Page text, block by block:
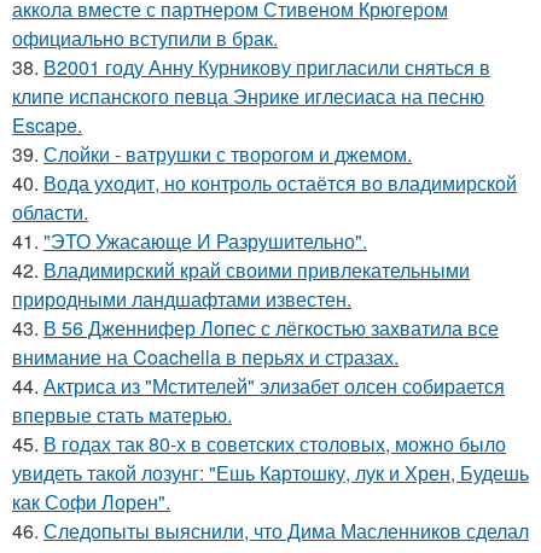
аккола вместе с партнером Стивеном Крюгером
официально вступили в брак.
38. В2001 году Анну Курникову пригласили сняться в
клипе испанского певца Энрике иглесиаса на песню
Escape.
39. Слойки - ватрушки с творогом и джемом.
40. Вода уходит, но контроль остаётся во владимирской
области.
41. "ЭТО Ужасающе И Разрушительно".
42. Владимирский край своими привлекательными
природными ландшафтами известен.
43. В 56 Дженнифер Лопес с лёгкостью захватила все
внимание на Coachella в перьях и стразах.
44. Актриса из "Мстителей" элизабет олсен собирается
впервые стать матерью.
45. В годах так 80-х в советских столовых, можно было
увидеть такой лозунг: "Ешь Картошку, лук и Хрен, Будешь
как Софи Лорен".
46. Следопыты выяснили, что Дима Масленников сделал